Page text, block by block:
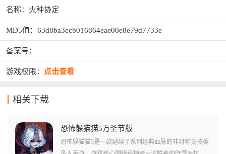
名称：火种协定
MD5值：63d8ba3ecb016864eae00e8e79d7733e
备案号：
游戏权限： 点击查看
相关下载
恐怖躲猫猫5万圣节版
恐怖躲猫猫5是一款延续了系列经典血脉的非对称竞技类